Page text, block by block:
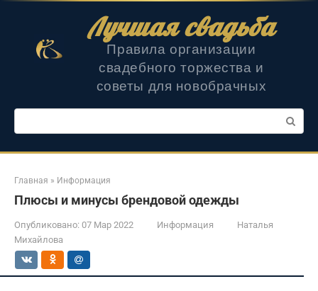
Лучшая свадьба
Правила организации
свадебного торжества и
советы для новобрачных
Поиск:
Главная » Информация
Плюсы и минусы брендовой одежды
Опубликовано: 07 Мар 2022 Информация
Наталья
Михайлова